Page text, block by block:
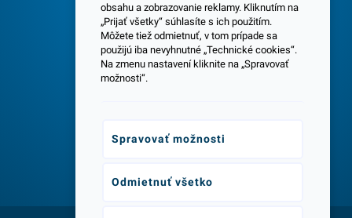
Centrála a predajňa v Senci
obsahu a zobrazovanie reklamy. Kliknutím na
„Prijať všetky“ súhlasíte s ich použitím.
Môžete tiež odmietnuť, v tom prípade sa
použijú iba nevyhnutné „Technické cookies“.
Na zmenu nastavení kliknite na „Spravovať
možnosti“.
Spravovať možnosti
Odmietnuť všetko